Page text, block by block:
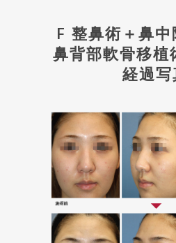
F 整鼻術＋鼻中
鼻背部軟骨移植
経過写